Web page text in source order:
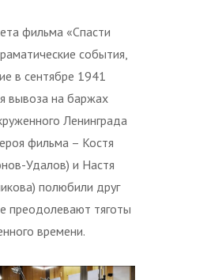
фильма «Спасти
события,
в сентябре 1941
вывоза на баржах
Ленинграда
фильма – Костя
Удалов) и Настя
полюбили друг
преодолевают тяготы
времени.